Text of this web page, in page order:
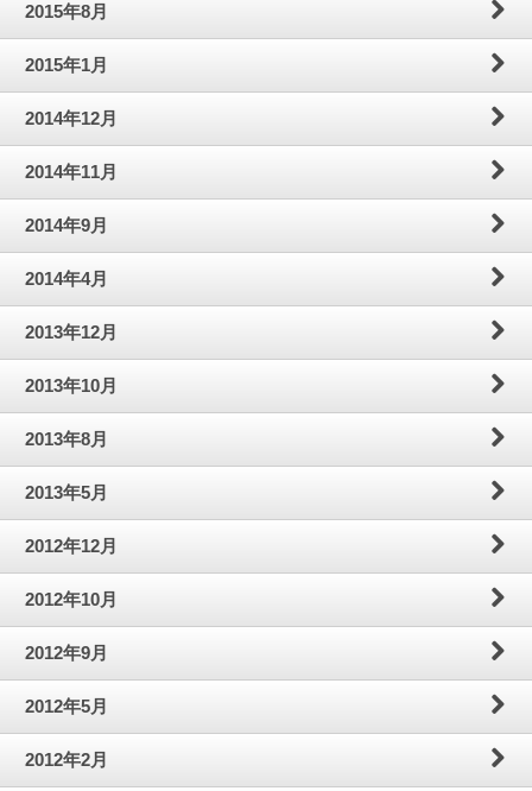
2015年8月
2015年1月
2014年12月
2014年11月
2014年9月
2014年4月
2013年12月
2013年10月
2013年8月
2013年5月
2012年12月
2012年10月
2012年9月
2012年5月
2012年2月